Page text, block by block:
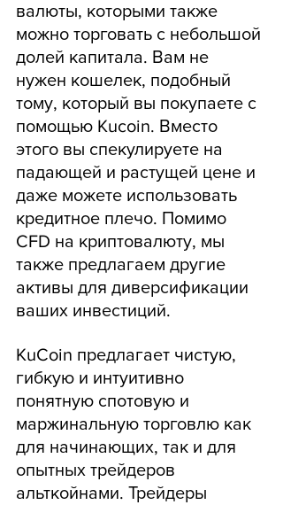
валюты, которыми также
можно торговать с небольшой
долей капитала. Вам не
нужен кошелек, подобный
тому, который вы покупаете с
помощью Kucoin. Вместо
этого вы спекулируете на
падающей и растущей цене и
даже можете использовать
кредитное плечо. Помимо
CFD на криптовалюту, мы
также предлагаем другие
активы для диверсификации
ваших инвестиций.
KuCoin предлагает чистую,
гибкую и интуитивно
понятную спотовую и
маржинальную торговлю как
для начинающих, так и для
опытных трейдеров
альткойнами. Трейдеры